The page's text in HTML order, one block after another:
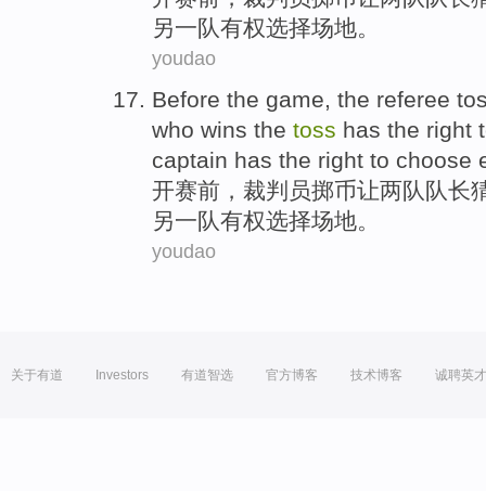
另一队有权选择场地。
youdao
Before the game, the referee
who wins the toss has the right
captain has the right to choose
开赛前 ， 裁判员掷币让两队 队长
另一队有权选择场地。
youdao
关于有道 Investors 有道智选 官方博客 技术博客 诚聘英才